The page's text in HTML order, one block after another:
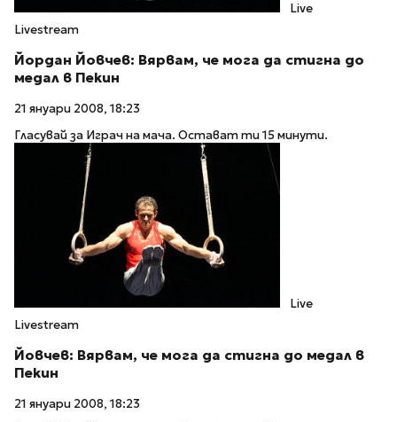
Live
Livestream
Йордан Йовчев: Вярвам, че мога да стигна до
медал в Пекин
21 януари 2008, 18:23
Гласувай за Играч на мача. Остават ти 15 минути.
Live
Livestream
Йовчев: Вярвам, че мога да стигна до медал в
Пекин
21 януари 2008, 18:23